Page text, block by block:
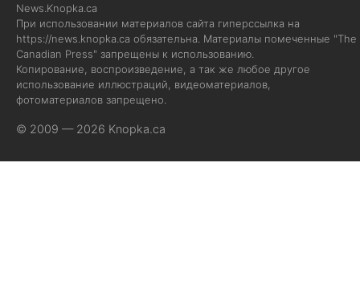
News.Knopka.ca
При использовании материалов сайта гиперссылка на
https://news.knopka.ca обязательна. Материалы помеченные "The
Canadian Press" запрещены к использованию.
Копирование, воспроизведение, а так же любое другое
использование иллюстраций, видеоматериалов,
фотоматериалов запрещено.
© 2009 — 2026 Knopka.ca